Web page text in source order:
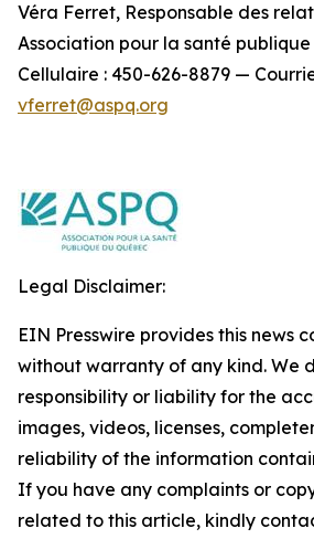
Véra Ferret, Responsable des
Association pour la santé
Cellulaire : 450-626-8879 —
vferret@aspq.org
Legal Disclaimer:
EIN Presswire provides this news
without warranty of any kind. We
responsibility or liability for the
images, videos, licenses,
reliability of the information
If you have any complaints or
related to this article, kindly